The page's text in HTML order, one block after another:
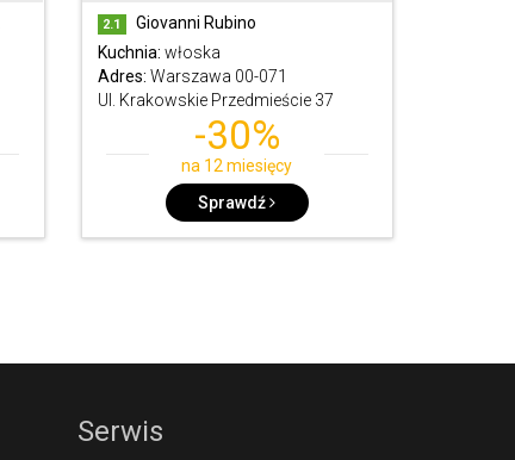
2.1
Giovanni Rubino
Kuchnia: włoska
Adres: Warszawa 00-071
Ul. Krakowskie Przedmieście 37
-30%
na 12 miesięcy
Sprawdź
Serwis